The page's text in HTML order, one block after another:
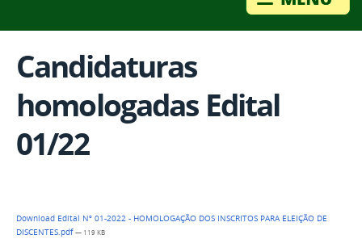
Candidaturas
homologadas Edital
01/22
Download Edital Nº 01-2022 - HOMOLOGAÇÃO DOS INSCRITOS PARA ELEIÇÃO DE
DISCENTES.pdf— 119 KB